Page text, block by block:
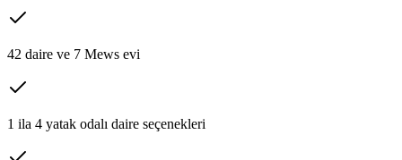
42 daire ve 7 Mews evi
1 ila 4 yatak odalı daire seçenekleri